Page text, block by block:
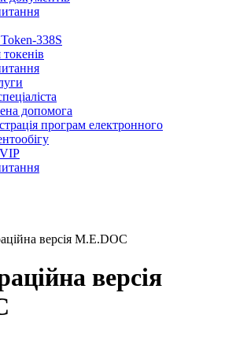
338S
допомога
програм електронного
версія M.E.DOC
версія